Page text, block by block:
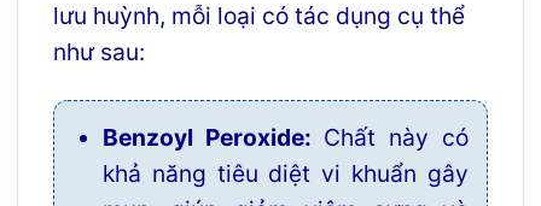
lưu huỳnh, mỗi loại có tác dụng cụ thể
như sau:
Benzoyl Peroxide: Chất này có
khả năng tiêu diệt vi khuẩn gây